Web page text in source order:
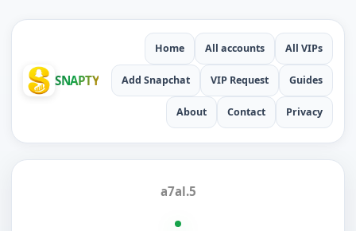
SNAPTY
Home All accounts All VIPs
Add Snapchat VIP Request Guides
About Contact Privacy
a7al.5